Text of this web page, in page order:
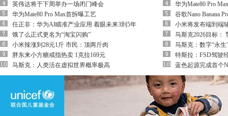
英伟达将于下周举办一场闭门峰会
华为Mate80 Pro Max首拆曝工艺
任正非：华为AI瞄准产业应用 着眼未来3到5年
饿了么正式更名为“淘宝闪购”
小米辣涨到28元1斤 市民：顶两斤肉
胖东来小方糖戒指热卖 1克拉169元
马斯克：人类活在虚拟世界概率极高
华为Mate80 Pro
谷歌Nano Banana
小米将发布端到端
马斯克2026目标：
马斯克：数字“永
特斯拉：FSD驾驶
蓝色起源完成首个